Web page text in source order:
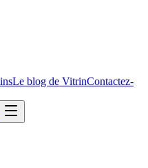
Le blog de VitrinContactez-